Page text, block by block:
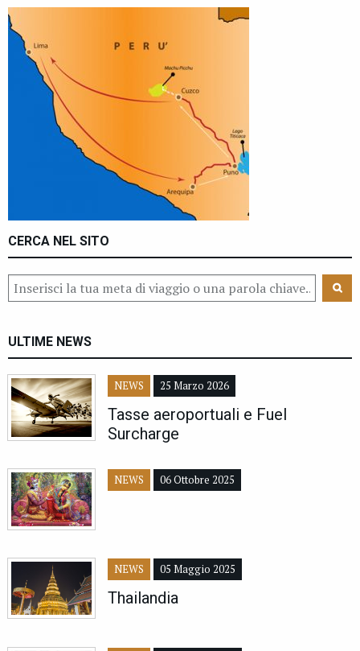
CERCA NEL SITO
ULTIME NEWS
NEWS 25 Marzo 2026
Tasse aeroportuali e Fuel
Surcharge
NEWS 06 Ottobre 2025
NEWS 05 Maggio 2025
Thailandia